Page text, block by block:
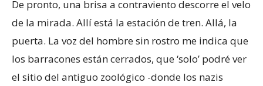
De pronto, una brisa a contraviento descorre el velo
de la mirada. Allí está la estación de tren. Allá, la
puerta. La voz del hombre sin rostro me indica que
los barracones están cerrados, que ‘solo’ podré ver
el sitio del antiguo zoológico -donde los nazis